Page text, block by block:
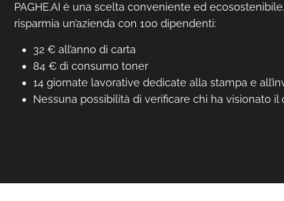
PAGHE.AI è una scelta conveniente ed
risparmia un’azienda con 100 dipendenti:
32 € all’anno di carta
84 € di consumo toner
14 giornate lavorative dedicate alla stampa e
Nessuna possibilità di verificare chi ha visionato il